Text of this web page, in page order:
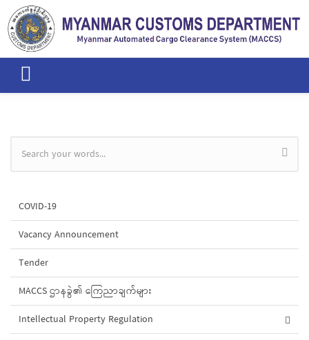
Skip to main content
Search form
COVID-19
Vacancy Announcement
Tender
MACCS ဌာနခွဲ၏ ကြေညာချက်များ
Intellectual Property Regulation